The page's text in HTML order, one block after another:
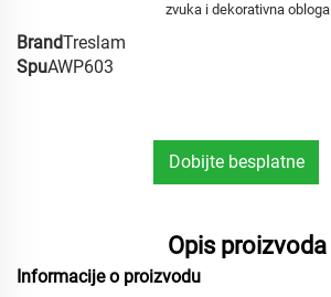
zvuka i dekorativna obloga
BrandTreslam
SpuAWP603
Dobijte besplatne
Opis proizvoda
Informacije o proizvodu